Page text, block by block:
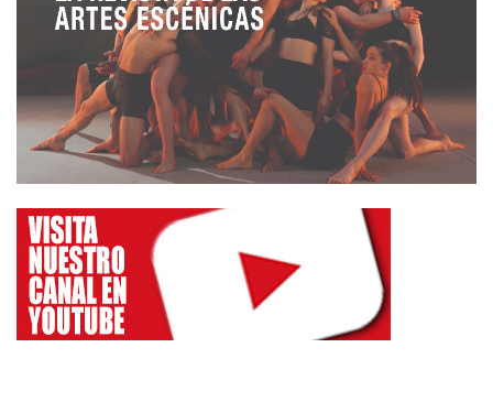
solvente y una puesta en escena algo mecánica,
pero que logra empatizar con la platea, algo no
desdeñable en esta crónica ligera.
Como ven, relato tres obras de primer nivel, te
gusten o no, se trata de elecciones que inciden en
un tipo de propuestas en el que la “percha”, el texto
de origen es magnificente y su aproximación en
estos tres casos es suficientemente eficaz para
atender a los públicos actuales. Y en estos casos
no entiendo sean anestesiantes. He visto más,
hasta textos contemporáneos o danzas de primer
nivel, pero será para otra ocasión, por hoy ya vale,